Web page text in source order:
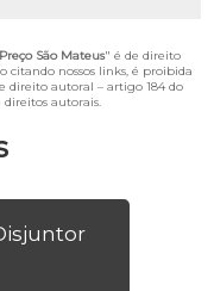
São Mateus" é de direito
citando nossos links, é proibida
direito autoral – artigo 184 do
direitos autorais.